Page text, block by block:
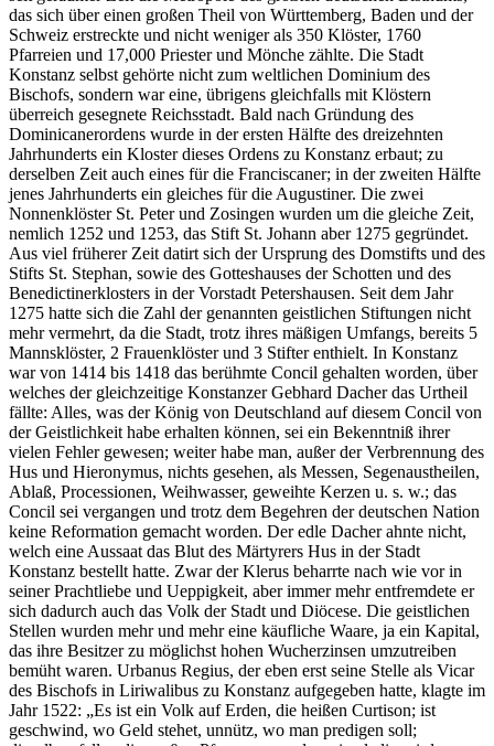
das sich über einen großen Theil von Württemberg, Baden und der
Schweiz erstreckte und nicht weniger als 350 Klöster, 1760
Pfarreien und 17,000 Priester und Mönche zählte. Die Stadt
Konstanz selbst gehörte nicht zum weltlichen Dominium des
Bischofs, sondern war eine, übrigens gleichfalls mit Klöstern
überreich gesegnete Reichsstadt. Bald nach Gründung des
Dominicanerordens wurde in der ersten Hälfte des dreizehnten
Jahrhunderts ein Kloster dieses Ordens zu Konstanz erbaut; zu
derselben Zeit auch eines für die Franciscaner; in der zweiten Hälfte
jenes Jahrhunderts ein gleiches für die Augustiner. Die zwei
Nonnenklöster St. Peter und Zosingen wurden um die gleiche Zeit,
nemlich 1252 und 1253, das Stift St. Johann aber 1275 gegründet.
Aus viel früherer Zeit datirt sich der Ursprung des Domstifts und des
Stifts St. Stephan, sowie des Gotteshauses der Schotten und des
Benedictinerklosters in der Vorstadt Petershausen. Seit dem Jahr
1275 hatte sich die Zahl der genannten geistlichen Stiftungen nicht
mehr vermehrt, da die Stadt, trotz ihres mäßigen Umfangs, bereits 5
Mannsklöster, 2 Frauenklöster und 3 Stifter enthielt. In Konstanz
war von 1414 bis 1418 das berühmte Concil gehalten worden, über
welches der gleichzeitige Konstanzer Gebhard Dacher das Urtheil
fällte: Alles, was der König von Deutschland auf diesem Concil von
der Geistlichkeit habe erhalten können, sei ein Bekenntniß ihrer
vielen Fehler gewesen; weiter habe man, außer der Verbrennung des
Hus und Hieronymus, nichts gesehen, als Messen, Segenaustheilen,
Ablaß, Processionen, Weihwasser, geweihte Kerzen u. s. w.; das
Concil sei vergangen und trotz dem Begehren der deutschen Nation
keine Reformation gemacht worden. Der edle Dacher ahnte nicht,
welch eine Aussaat das Blut des Märtyrers Hus in der Stadt
Konstanz bestellt hatte. Zwar der Klerus beharrte nach wie vor in
seiner Prachtliebe und Ueppigkeit, aber immer mehr entfremdete er
sich dadurch auch das Volk der Stadt und Diöcese. Die geistlichen
Stellen wurden mehr und mehr eine käufliche Waare, ja ein Kapital,
das ihre Besitzer zu möglichst hohen Wucherzinsen umzutreiben
bemüht waren. Urbanus Regius, der eben erst seine Stelle als Vicar
des Bischofs in Liriwalibus zu Konstanz aufgegeben hatte, klagte im
Jahr 1522: „Es ist ein Volk auf Erden, die heißen Curtison; ist
geschwind, wo Geld stehet, unnütz, wo man predigen soll;